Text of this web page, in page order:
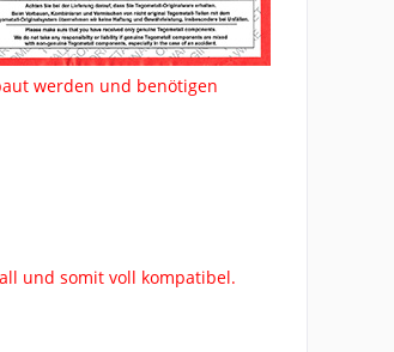
werden und benötigen
und somit voll kompatibel.